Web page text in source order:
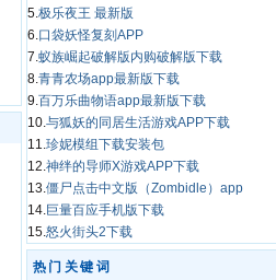
5.极乐夜王 最新版
6.口袋妖怪复刻APP
7.蚁族崛起破解版内购破解版下载
8.青青农场app最新版下载
9.百万乐曲物语app最新版下载
10.与狐妖的同居生活游戏APP下载
11.珍妮模组下载安装包
12.神绊的导师X游戏APP下载
13.僵尸点击中文版（Zombidle）app
14.巨量百应手机版下载
15.怒火街头2下载
热门关键词